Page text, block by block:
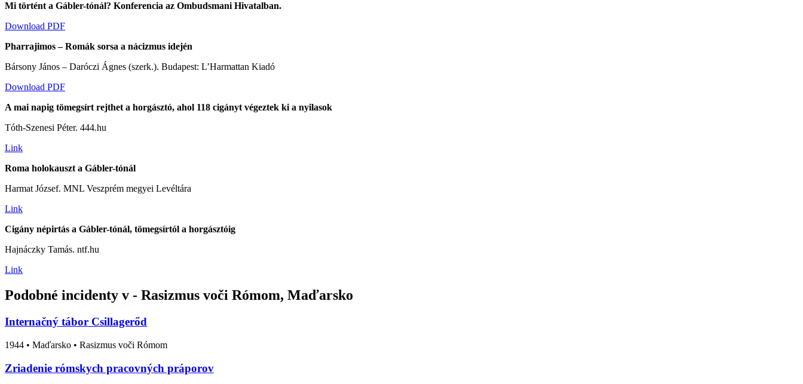
Mi történt a Gábler-tónál? Konferencia az Ombudsmani Hivatalban.
Download PDF
Pharrajimos – Romák sorsa a nácizmus idején
Bársony János – Daróczi Ágnes (szerk.). Budapest: L’Harmattan Kiadó
Download PDF
A mai napig tömegsírt rejthet a horgásztó, ahol 118 cigányt végeztek ki a nyilasok
Tóth-Szenesi Péter. 444.hu
Link
Roma holokauszt a Gábler-tónál
Harmat József. MNL Veszprém megyei Levéltára
Link
Cigány népirtás a Gábler-tónál, tömegsírtól a horgásztóig
Hajnáczky Tamás. ntf.hu
Link
Podobné incidenty v - Rasizmus voči Rómom, Maďarsko
Internačný tábor Csillagerőd
1944 • Maďarsko • Rasizmus voči Rómom
Zriadenie rómskych pracovných práporov